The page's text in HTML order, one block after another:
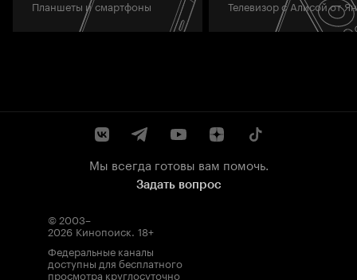
Планшеты и смартфоны Телевизор с Алисой от
Мы всегда готовы вам помочь.
Задать вопрос
© 2003–
2026 Кинопоиск. 18+
Федеральные каналы
доступны для бесплатного
просмотра круглосуточно